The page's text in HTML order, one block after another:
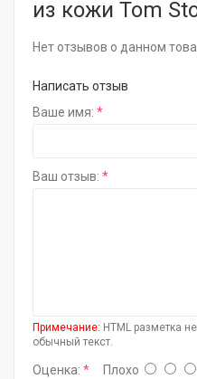
из кожи Tom
Нет отзывов о данном
Написать отзыв
Ваше имя:
Ваш отзыв:
Примечание: HTML разметка
обычный текст.
Оценка: Плохо